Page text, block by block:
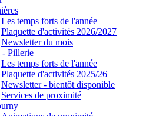
Les temps forts de l'année
Plaquette d'activités 2026/2027
Newsletter du mois
- Pillerie
Les temps forts de l'année
Plaquette d'activités 2025/26
Newsletter - bientôt disponible
Services de proximité